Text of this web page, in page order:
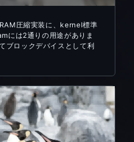
圧縮実装に、kernel標準
には2通りの用途がありま
ブロックデバイスとして利